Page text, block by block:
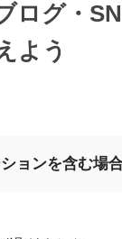
ログ・
よう
ョンを含む場合